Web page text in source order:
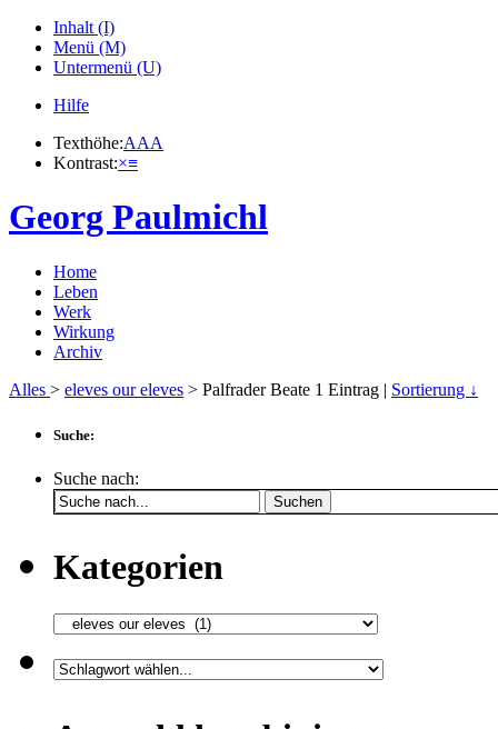
Inhalt (I)
Menü (M)
Untermenü (U)
Hilfe
Texthöhe:AAA
Kontrast:×≡
Georg Paulmichl
Home
Leben
Werk
Wirkung
Archiv
Alles > eleves our eleves > Palfrader Beate 1 Eintrag | Sortierung ↓
Suche:
Suche nach:
Suchen
Kategorien